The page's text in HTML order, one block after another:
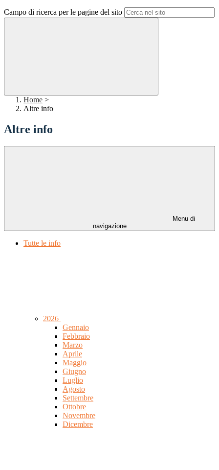
Campo di ricerca per le pagine del sito
Home >
Altre info
Altre info
Menu di
navigazione
Tutte le info
2026
Gennaio
Febbraio
Marzo
Aprile
Maggio
Giugno
Luglio
Agosto
Settembre
Ottobre
Novembre
Dicembre